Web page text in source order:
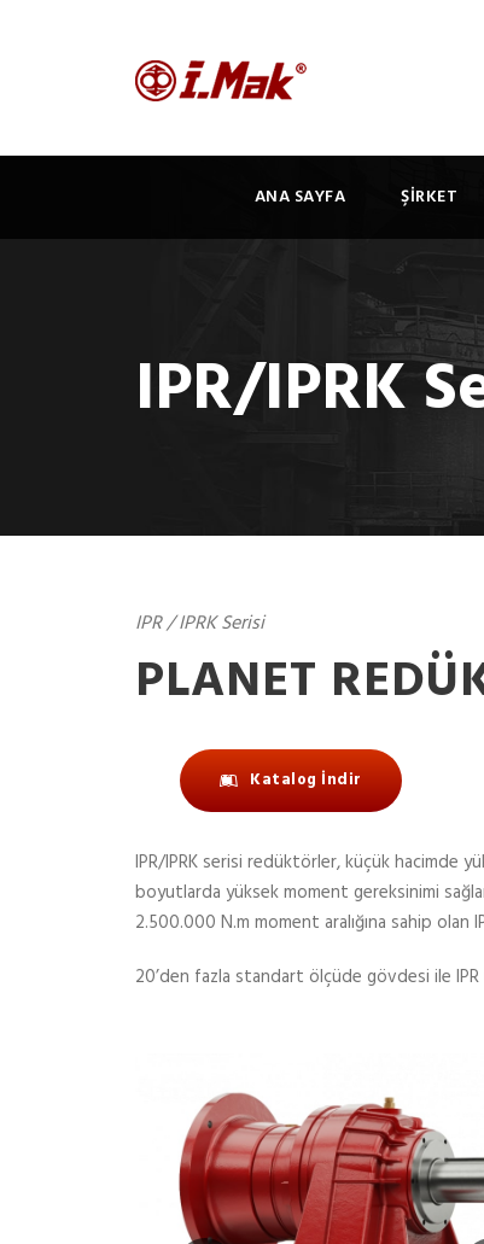
ANA SAYFA ŞİRKET
IPR/IPRK
IPR / IPRK Serisi
PLANET
Katalog İndir
IPR/IPRK serisi redüktörler, küçük hacimde
boyutlarda yüksek moment gereksinimi
2.500.000 N.m moment aralığına sahip
20’den fazla standart ölçüde gövdesi ile IPR